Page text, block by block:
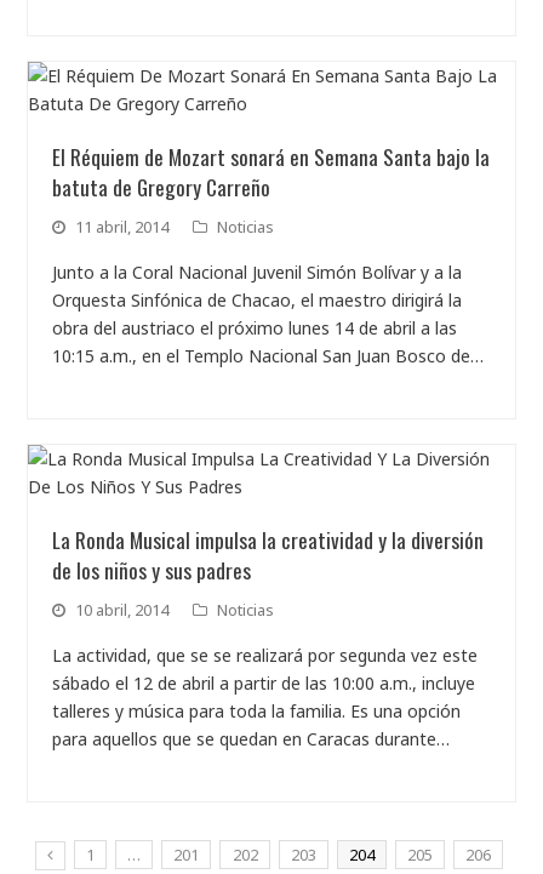
El Réquiem de Mozart sonará en Semana Santa bajo la
batuta de Gregory Carreño
11 abril, 2014 Noticias
Junto a la Coral Nacional Juvenil Simón Bolívar y a la
Orquesta Sinfónica de Chacao, el maestro dirigirá la
obra del austriaco el próximo lunes 14 de abril a las
10:15 a.m., en el Templo Nacional San Juan Bosco de…
La Ronda Musical impulsa la creatividad y la diversión
de los niños y sus padres
10 abril, 2014 Noticias
La actividad, que se se realizará por segunda vez este
sábado el 12 de abril a partir de las 10:00 a.m., incluye
talleres y música para toda la familia. Es una opción
para aquellos que se quedan en Caracas durante…
1 … 201 202 203 204 205 206